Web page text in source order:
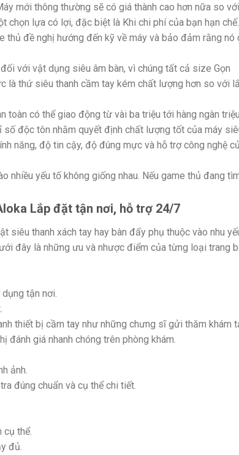
mới thông thường sẽ có giá thành cao hơn nữa so với
chọn lựa có lợi, đặc biệt là Khi chi phí của bạn hạn chế.
đề nghị hướng đến kỹ về máy và bảo đảm rằng nó
với vật dụng siêu âm bàn, vì chúng tất cả size Gọn
là thứ siêu thanh cầm tay kém chất lượng hơn so với
toàn có thể giao động từ vài ba triệu tới hàng ngàn triệu
số độc tôn nhằm quyết định chất lượng tốt của máy
năng, độ tin cậy, độ đúng mực và hỗ trợ công nghệ
nhiều yếu tố không giống nhau. Nếu game thủ đang
Lắp đặt tận nơi, hỗ trợ 24/7
siêu thanh xách tay hay bàn đẩy phụ thuộc vào nhu
đây là những ưu và nhược điểm của từng loại trang
tận nơi.
thiết bị cầm tay như những chưng sĩ gửi thăm khám
đánh giá nhanh chóng trên phòng khám.
ảnh.
đúng chuẩn và cụ thể chi tiết.
cụ thể.
đủ.